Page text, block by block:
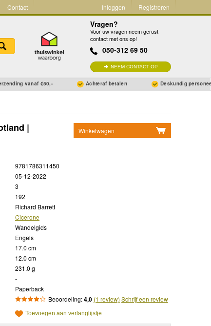
Contact Inloggen Registreren
Vragen?
Voor uw vragen neem gerust
contact met ons op!
050-312 69 50
NEEM CONTACT OP
vanaf €50,- Achteraf betalen Deskundig
Winkelwagen
|
9781786311450
05-12-2022
3
192
Richard Barrett
Cicerone
Wandelgids
Engels
17.0 cm
12.0 cm
231.0 g
-
Paperback
Beoordeling:4,0 (1 review) Schrijf een review
Toevoegen aan verlanglijstje